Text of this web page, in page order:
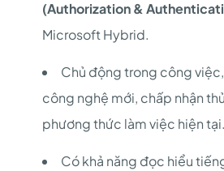
(Authorization &
Microsoft Hybrid.
Chủ động trong công
công nghệ mới, chấp nhận
phương thức làm việc hiện tại.
Có khả năng đọc hiểu